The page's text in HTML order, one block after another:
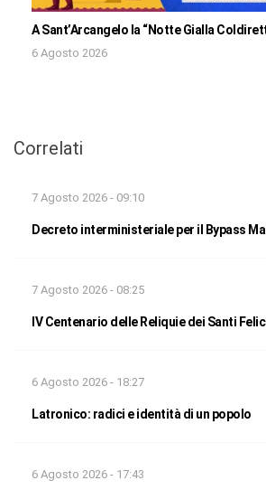
A Sant’Arcangelo la “Notte Gialla
6 Agosto 2026
Correlati
7 Agosto 2026 - 09:10
Decreto interministeriale per il Bypass
7 Agosto 2026 - 08:25
IV Centenario delle Reliquie dei Santi
6 Agosto 2026 - 18:27
Latronico: radici e identità di un popolo
6 Agosto 2026 - 17:43